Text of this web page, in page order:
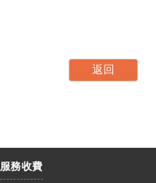
服務收費